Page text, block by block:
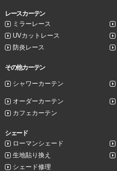
レースカーテン
ミラーレース
UVカットレース
防炎レース
その他カーテン
シャワーカーテン
オーダーカーテン
カフェカーテン
シェード
ローマンシェード
生地貼り換え
シェード修理